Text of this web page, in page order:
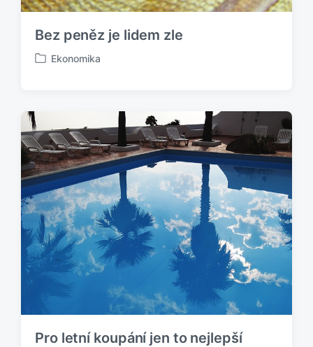
Bez peněz je lidem zle
P
i
k
o
v
á
n
o
Ekonomika
Pro letní koupání jen to nejlepší